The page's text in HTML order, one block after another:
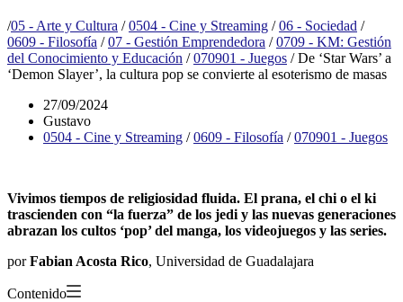
/05 - Arte y Cultura / 0504 - Cine y Streaming / 06 - Sociedad /
0609 - Filosofía / 07 - Gestión Emprendedora / 0709 - KM: Gestión
del Conocimiento y Educación / 070901 - Juegos /De ‘Star Wars’ a
‘Demon Slayer’, la cultura pop se convierte al esoterismo de masas
27/09/2024
Gustavo
0504 - Cine y Streaming /0609 - Filosofía /070901 - Juegos
Vivimos tiempos de religiosidad fluida. El prana, el chi o el ki
trascienden con “la fuerza” de los jedi y las nuevas generaciones
abrazan los cultos ‘pop’ del manga, los videojuegos y las series.
porFabian Acosta Rico, Universidad de Guadalajara
Contenido